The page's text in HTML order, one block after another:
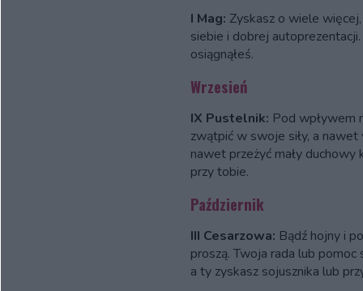
I Mag: Zyskasz o wiele
siebie i dobrej
osiągnąłeś.
Wrzesień
IX Pustelnik: Pod wpływem
zwątpić w swoje siły, a
nawet przeżyć mały duchowy
przy tobie.
Październik
III Cesarzowa: Bądź hojny i
proszą. Twoja rada lub
a ty zyskasz sojusznika lub